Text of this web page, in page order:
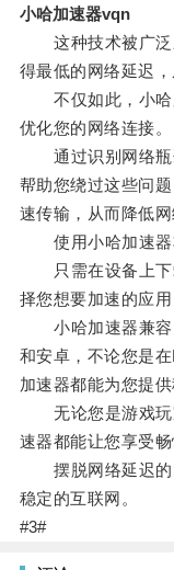
小哈加速器vqn
这种技术被广泛
得最低的网络延迟
不仅如此，小哈
优化您的网络连接。
通过识别网络瓶
帮助您绕过这些问
速传输，从而降低
使用小哈加速器
只需在设备上下
择您想要加速的应用
小哈加速器兼容
和安卓，不论您是
加速器都能为您提供
无论您是游戏玩
速器都能让您享受畅
摆脱网络延迟的
稳定的互联网。
#3#